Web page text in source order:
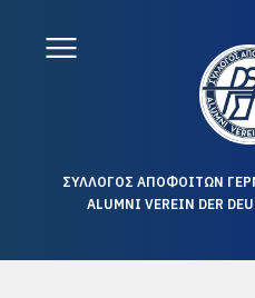
ΣΥΛΛΟΓΟΣ ΑΠΟΦΟΙΤΩΝ
ALUMNI VEREIN DER